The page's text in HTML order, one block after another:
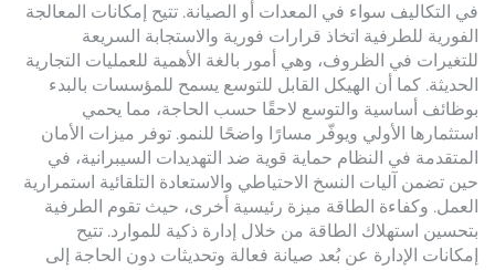
في التكاليف سواء في المعدات أو الصيانة. تتيح إمكانات المعالجة
الفورية للطرفية اتخاذ قرارات فورية والاستجابة السريعة
للتغيرات في الظروف، وهي أمور بالغة الأهمية للعمليات التجارية
الحديثة. كما أن الهيكل القابل للتوسع يسمح للمؤسسات بالبدء
بوظائف أساسية والتوسع لاحقًا حسب الحاجة، مما يحمي
استثمارها الأولي ويوفّر مسارًا واضحًا للنمو. توفر ميزات الأمان
المتقدمة في النظام حماية قوية ضد التهديدات السيبرانية، في
حين تضمن آليات النسخ الاحتياطي والاستعادة التلقائية استمرارية
العمل. وكفاءة الطاقة ميزة رئيسية أخرى، حيث تقوم الطرفية
بتحسين استهلاك الطاقة من خلال إدارة ذكية للموارد. تتيح
إمكانات الإدارة عن بُعد صيانة فعالة وتحديثات دون الحاجة إلى